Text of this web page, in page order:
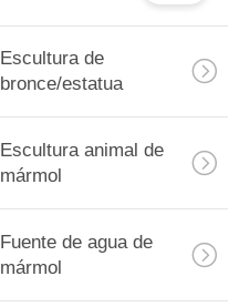
Escultura de
bronce/estatua
Escultura animal de
mármol
Fuente de agua de
mármol